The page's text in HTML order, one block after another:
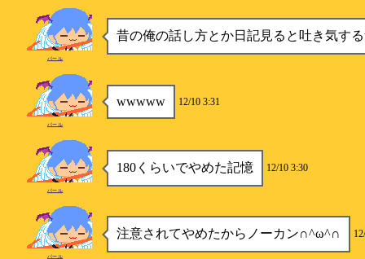
昔の俺の話し方とか日記見ると吐き気す
パール
wwwww 12/10 3:31
パール
180くらいでやめた記憶 12/10 3:30
パール
注意されてやめたからノーカン∩^ω^∩
パール